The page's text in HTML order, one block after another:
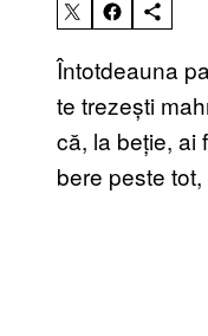
Întotdeauna
te trezești
că, la beție, ai
bere peste